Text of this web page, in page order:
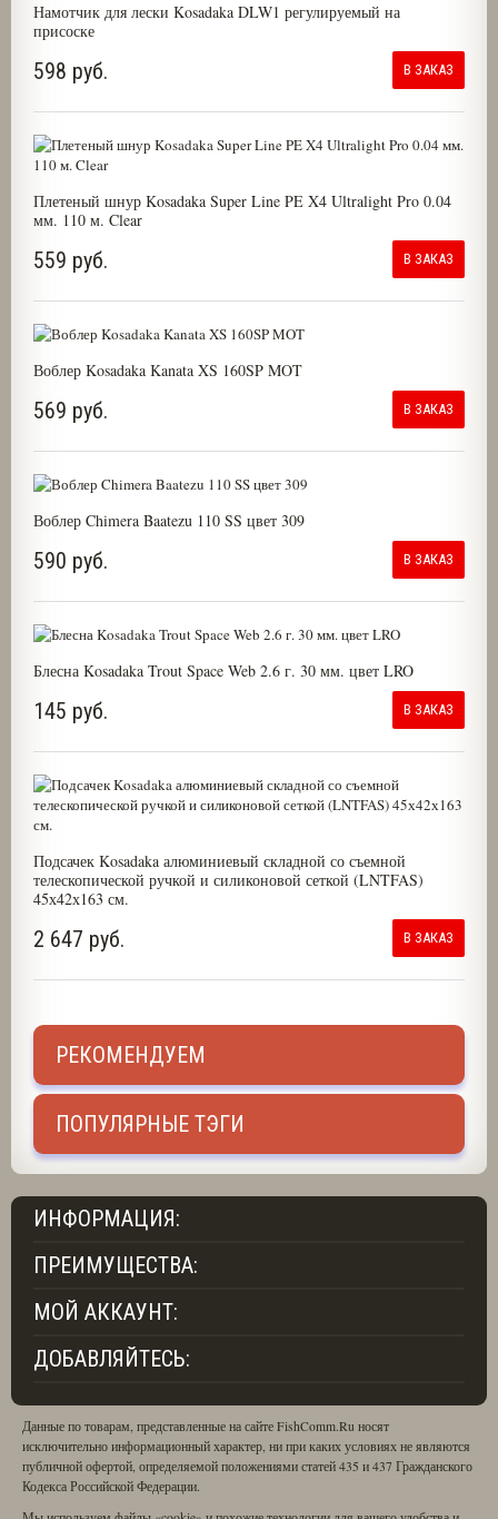
Намотчик для лески Kosadaka DLW1 регулируемый на
присоске
598 руб. В ЗАКАЗ
Плетеный шнур Kosadaka Super Line PE X4 Ultralight Pro 0.04
мм. 110 м. Clear
559 руб. В ЗАКАЗ
Воблер Kosadaka Kanata XS 160SP MOT
569 руб. В ЗАКАЗ
Воблер Chimera Baatezu 110 SS цвет 309
590 руб. В ЗАКАЗ
Блесна Kosadaka Trout Space Web 2.6 г. 30 мм. цвет LRO
145 руб. В ЗАКАЗ
Подсачек Kosadaka алюминиевый складной со съемной
телескопической ручкой и силиконовой сеткой (LNTFAS)
45х42х163 см.
2 647 руб. В ЗАКАЗ
РЕКОМЕНДУЕМ
ПОПУЛЯРНЫЕ ТЭГИ
ИНФОРМАЦИЯ:
ПРЕИМУЩЕСТВА:
МОЙ АККАУНТ:
ДОБАВЛЯЙТЕСЬ:
Данные по товарам, представленные на сайте FishComm.Ru носят
исключительно информационный характер, ни при каких условиях не являются
публичной офертой, определяемой положениями статей 435 и 437 Гражданского
Кодекса Российской Федерации.